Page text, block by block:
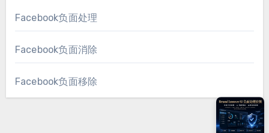
Facebook负面处理
Facebook负面消除
Facebook负面移除